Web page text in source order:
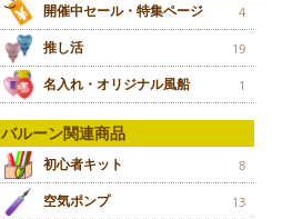
開催中セール・特集ページ 4
推し活 19
名入れ・オリジナル風船 1
バルーン関連商品
初心者キット 8
空気ポンプ 13